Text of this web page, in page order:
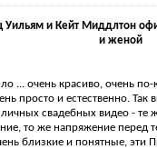
Уильям и Кейт Миддлтон
и женой
... очень красиво, очень по-
просто и естественно. Так
свадебных видео - те
то же напряжение перед
близкие и понятные, эти